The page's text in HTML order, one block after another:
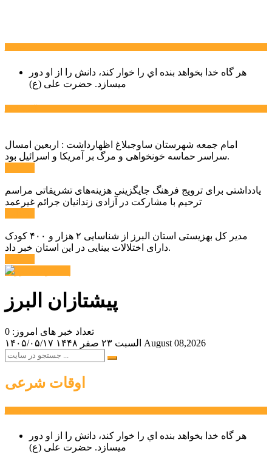
هر گاه خدا بخواهد بنده اي را خوار كند، دانش را از او دور
میسازد. حضرت علی (ع)
امام جمعه شهرستان ساوجبلاغ اظهارداشت : اربعین امسال
سراسر حماسه خونخواهی و مرگ بر آمریکا و اسرائیل بود.
یادداشتی برای ترویج فرهنگ جایگزینی هزینه‌های تشریفاتی مراسم
ترحیم با مشارکت در آزادی زندانیان جرائم غیرعمد
مدیر کل بهزیستی استان البرز از شناسایی ۲ هزار و ۴۰۰ کودک
دارای اختلالات بینایی در این استان خبر داد.
پیشتازان البرز
تعداد خبر های امروز: 0
۱۴۰۵/۰۵/۱۷
السبت ۲۳ صفر ۱۴۴۸ August 08,2026
اوقات شرعی
هر گاه خدا بخواهد بنده اي را خوار كند، دانش را از او دور
میسازد. حضرت علی (ع)